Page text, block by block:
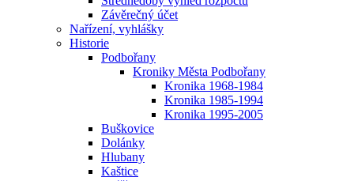
Závěrečný účet
Nařízení, vyhlášky
Historie
Podbořany
Kroniky Města Podbořany
Kronika 1968-1984
Kronika 1985-1994
Kronika 1995-2005
Buškovice
Dolánky
Hlubany
Kaštice